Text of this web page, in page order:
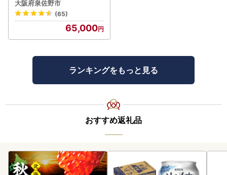
大阪府泉佐野市
(65)
65,000
ランキングをもっと見る
おすすめ返礼品